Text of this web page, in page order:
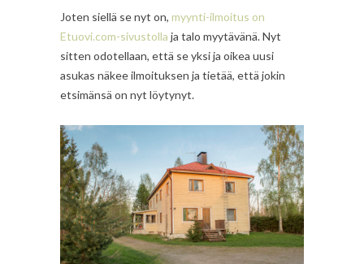
Joten siellä se nyt on, myynti-ilmoitus on
Etuovi.com-sivustolla ja talo myytävänä. Nyt
sitten odotellaan, että se yksi ja oikea uusi
asukas näkee ilmoituksen ja tietää, että jokin
etsimänsä on nyt löytynyt.